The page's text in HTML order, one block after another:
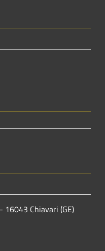
16043 Chiavari (GE)